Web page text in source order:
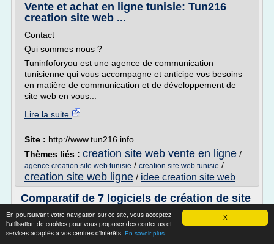
X
En poursuivant votre navigation sur ce site, vous acceptez
l'utilisation de cookies pour vous proposer des contenus et
services adaptés à vos centres d'intérêts. En savoir plus
Vente et achat en ligne tunisie: Tun216
creation site web ...
Contact
Qui sommes nous ?
Tuninfoforyou est une agence de communication
tunisienne qui vous accompagne et anticipe vos besoins
en matière de communication et de développement de
site web en vous...
Lire la suite
Site : http://www.tun216.info
Thèmes liés : creation site web vente en ligne /
agence creation site web tunisie / creation site web tunisie /
creation site web ligne / idee creation site web
Comparatif de 7 logiciels de création de site
Comparatif de 8 logiciels de création de site web (et tests
détaillés)